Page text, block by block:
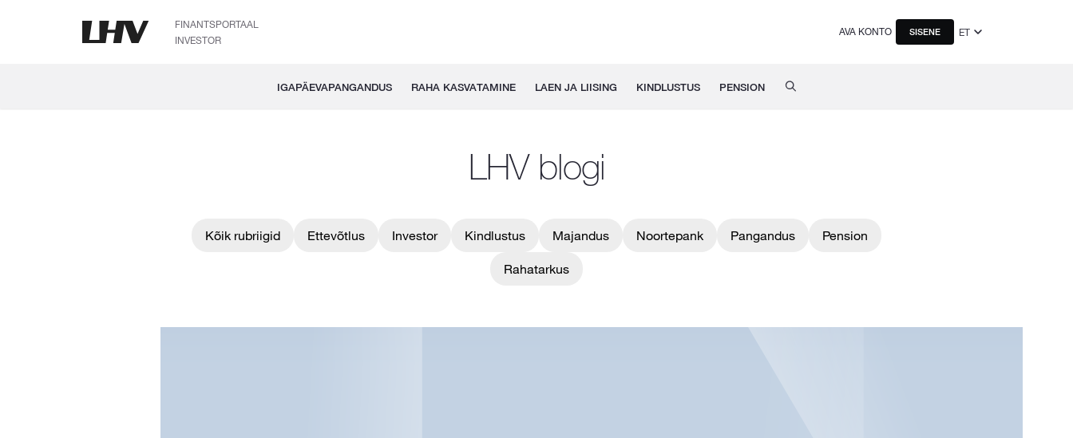
FINANTSPORTAAL
INVESTOR
AVA KONTO SISENE ET
IGAPÄEVAPANGANDUS RAHA KASVATAMINE LAEN JA LIISING KINDLUSTUS PENSION
LHV blogi
Kõik rubriigid Ettevõtlus Investor Kindlustus Majandus Noortepank Pangandus Pension
Rahatarkus